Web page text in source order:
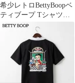
希少レトロBettyBoopベ
ティブープ Tシャツビ
ンテージゆったりXL